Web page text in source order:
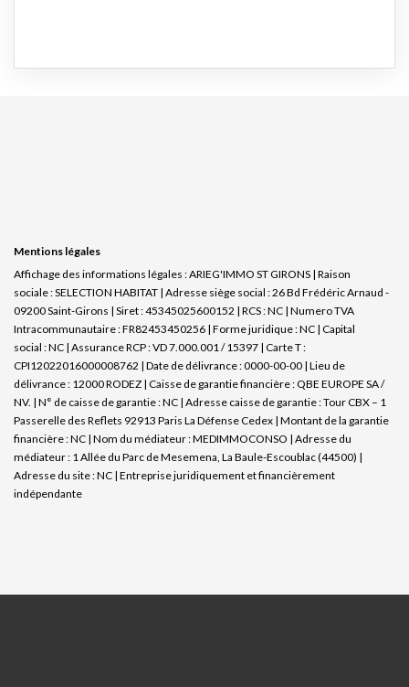
Mentions légales
Affichage des informations légales : ARIEG'IMMO ST GIRONS | Raison
sociale : SELECTION HABITAT | Adresse siège social : 26 Bd Frédéric Arnaud -
09200 Saint-Girons | Siret : 45345025600152 | RCS : NC | Numero TVA
Intracommunautaire : FR82453450256 | Forme juridique : NC | Capital
social : NC | Assurance RCP : VD 7.000.001 / 15397 | Carte T :
CPI12022016000008762 | Date de délivrance : 0000-00-00 | Lieu de
délivrance : 12000 RODEZ | Caisse de garantie financière : QBE EUROPE SA /
NV. | N° de caisse de garantie : NC | Adresse caisse de garantie : Tour CBX – 1
Passerelle des Reflets 92913 Paris La Défense Cedex | Montant de la garantie
financière : NC | Nom du médiateur : MEDIMMOCONSO | Adresse du
médiateur : 1 Allée du Parc de Mesemena, La Baule-Escoublac (44500) |
Adresse du site : NC | Entreprise juridiquement et financièrement
indépendante